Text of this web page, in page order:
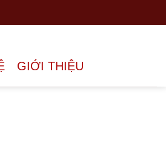
GIỚI THIỆU